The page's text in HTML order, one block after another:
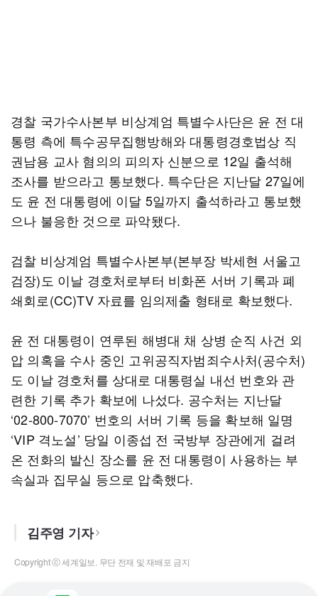
경찰 국가수사본부 비상계엄 특별수사단은 윤 전 대
통령 측에 특수공무집행방해와 대통령경호법상 직
권남용 교사 혐의의 피의자 신분으로 12일 출석해
조사를 받으라고 통보했다. 특수단은 지난달 27일에
도 윤 전 대통령에 이달 5일까지 출석하라고 통보했
으나 불응한 것으로 파악됐다.
검찰 비상계엄 특별수사본부(본부장 박세현 서울고
검장)도 이날 경호처로부터 비화폰 서버 기록과 폐
쇄회로(CC)TV 자료를 임의제출 형태로 확보했다.
윤 전 대통령이 연루된 해병대 채 상병 순직 사건 외
압 의혹을 수사 중인 고위공직자범죄수사처(공수처)
도 이날 경호처를 상대로 대통령실 내선 번호와 관
련한 기록 추가 확보에 나섰다. 공수처는 지난달
‘02-800-7070’ 번호의 서버 기록 등을 확보해 일명
‘VIP 격노설’ 당일 이종섭 전 국방부 장관에게 걸려
온 전화의 발신 장소를 윤 전 대통령이 사용하는 부
속실과 집무실 등으로 압축했다.
김주영 기자
Copyright ⓒ 세계일보. 무단 전재 및 재배포 금지